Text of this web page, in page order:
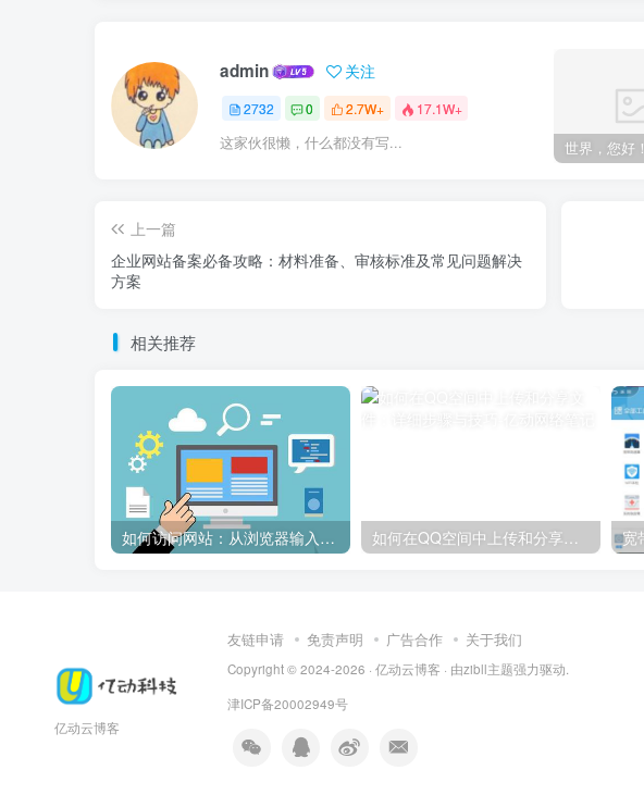
admin 关注
2732 0 2.7W+ 17.1W+
这家伙很懒，什么都没有写... 世界，您好！
上一篇
企业网站备案必备攻略：材料准备、审核标准及常见问题解决
方案
相关推荐
如何访问网站：从浏览器输入到页面加载的完整步骤详解
亿动云博客
友链申请 免责声明 广告合作 关于我们
Copyright © 2024-2026 · 亿动云博客 · 由zibll主题强力驱动.
津ICP备20002949号